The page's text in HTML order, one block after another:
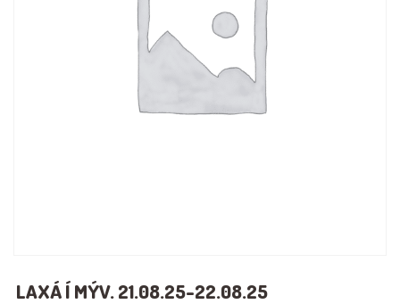
LAXÁ Í MÝV. 21.08.25-22.08.25